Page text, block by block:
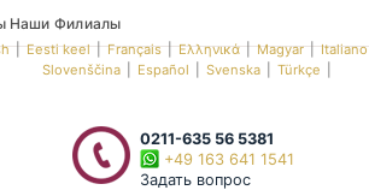
Наши Филиалы
|Eesti keel|Français|Ελληνικά|Magyar|Italiano
Slovenščina
Español Svenska Türkçe
0211-635 56 5381
+49 163 641 1541
Задать вопрос